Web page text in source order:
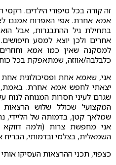
זה קורה בכל סיפורי הילדים.
אמא אחרת. אפי האפרוח אמנם
בתחילת גיל ההתבגרות, אבל
אחרים ולכן יוצא למסע
למסקנה שאין כמו אמא
כלבלבה/אווזה, שמתאפקת בכל
אני, שאמא אחת ופסיכולוגית
יצאתי לחפש אמא אחרת. באמת,
שגרם לעיני חסרות המנוחה
המקצועי' שכולל שלוש הרצאות
שמלאך קטן, בדמותה של הליידי,
אני מחפשת צרות (ולמה
השמאלית, בצלמי ובדמותי, הבריח
כצפוי, תכני ההרצאות העסיקו